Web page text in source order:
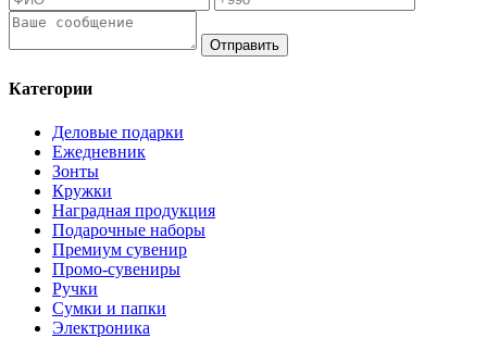
Отправить
Категории
Деловые подарки
Ежедневник
Зонты
Кружки
Наградная продукция
Подарочные наборы
Премиум сувенир
Промо-сувениры
Ручки
Сумки и папки
Электроника